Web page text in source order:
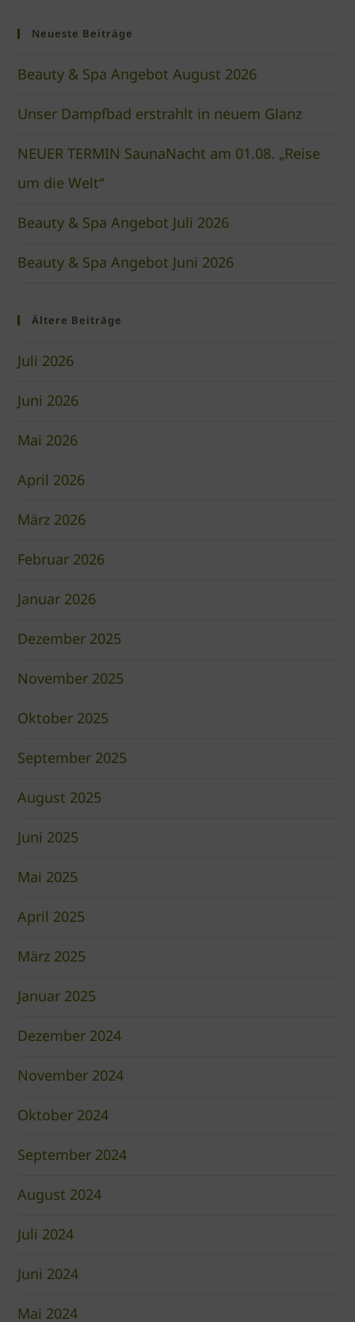
Neueste Beiträge
Beauty & Spa Angebot August 2026
Unser Dampfbad erstrahlt in neuem Glanz
NEUER TERMIN SaunaNacht am 01.08. „Reise
um die Welt“
Beauty & Spa Angebot Juli 2026
Beauty & Spa Angebot Juni 2026
Ältere Beiträge
Juli 2026
Juni 2026
Mai 2026
April 2026
März 2026
Februar 2026
Januar 2026
Dezember 2025
November 2025
Oktober 2025
September 2025
August 2025
Juni 2025
Mai 2025
April 2025
März 2025
Januar 2025
Dezember 2024
November 2024
Oktober 2024
September 2024
August 2024
Juli 2024
Juni 2024
Mai 2024